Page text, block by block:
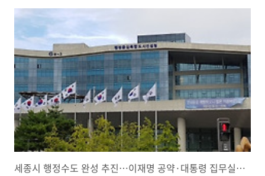
세종시 행정수도 완성 추진…이재명 공약·대통령 집무실 이전 논의